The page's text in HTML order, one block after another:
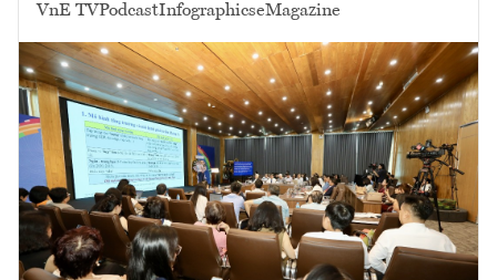
VnE TVPodcastInfographicseMagazine